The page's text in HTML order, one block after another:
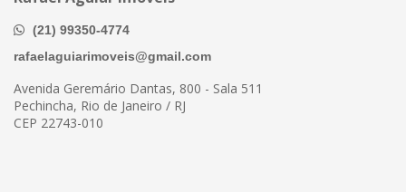
(21) 99350-4774
rafaelaguiarimoveis@gmail.com
Avenida Geremário Dantas, 800 - Sala 511
Pechincha, Rio de Janeiro / RJ
CEP 22743-010